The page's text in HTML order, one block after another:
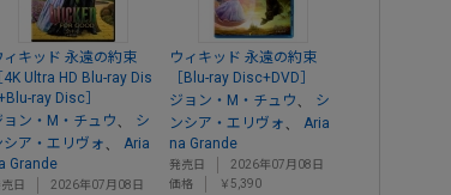
ィキッド 永遠の約束
4K Ultra HD Blu-ray Dis
ray Disc］
ョン・M・チュウ
シ
シア・エリヴォ
Aria
Grande
日
2026年07月08日
ウィキッド 永遠の約束
［Blu-ray Disc+DVD］
ジョン・M・チュウ
シ
ンシア・エリヴォ
Aria
na Grande
発売日
2026年07月08日
価格
￥5,390